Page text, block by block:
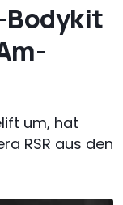
Bodykit
um, hat
RSR aus den